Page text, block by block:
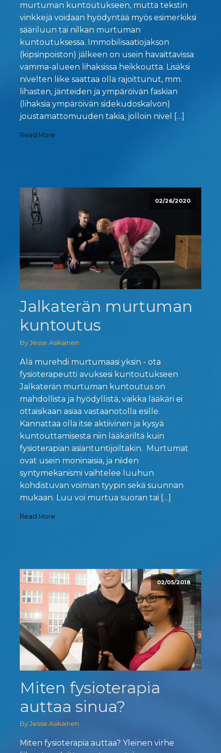
murtuman kuntoutukseen, mutta tekstin
vinkkejä voidaan hyödyntää myös esimerkiksi
sääriluun tai nilkan murtuman
kuntoutuksessa. Immobilisaatiojakson
(kipsinpoiston) jälkeen on usein havaittavissa
vamma-alueen lihaksissa heikkoutta. Lisäksi
nivelten liike saattaa olla rajoittunut, mm.
lihasten, jänteiden ja ympäröivän faskian
(lihaksia ympäröivän sidekudoskalvon)
joustamattomuuden takia, jolloin nivel […]
Read More
02/26/2020
Jalkaterän murtuman
kuntoutus
By Jesse Asikainen
Älä murehdi murtumaasi yksin - ota
fysioterapeutti avuksesi kuntoutukseen
Jalkaterän murtuman kuntoutus on
mahdollista ja hyödyllistä, vaikka lääkäri ei
ottaisikaan asiaa vastaanotolla esille.
Kannattaa olla itse aktiivinen ja kysyä
kuntouttamisesta niin lääkäriltä kuin
fysioterapian asiantuntijoiltakin. Murtumat
ovat usein moninaisia, ja niiden
syntymekanismi vaihtelee luuhun
kohdistuvan voiman tyypin sekä suunnan
mukaan. Luu voi murtua suoran tai […]
Read More
02/05/2018
Miten fysioterapia
auttaa sinua?
By Jesse Asikainen
Miten fysioterapia auttaa? Yleinen virhe